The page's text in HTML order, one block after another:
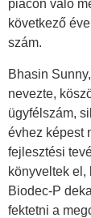
piacon való
következő
szám.
Bhasin
nevezte,
ügyfélszám,
évhez képest
fejlesztési
könyveltek el,
Biodec-P
fektetni a